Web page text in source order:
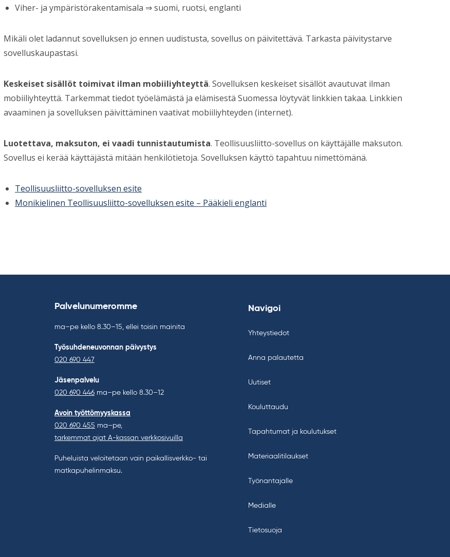
Viher- ja ympäristörakentamisala ⇒ suomi, ruotsi, englanti
Mikäli olet ladannut sovelluksen jo ennen uudistusta, sovellus on päivitettävä. Tarkasta päivitystarve
sovelluskaupastasi.
Keskeiset sisällöt toimivat ilman mobiiliyhteyttä. Sovelluksen keskeiset sisällöt avautuvat ilman
mobiiliyhteyttä. Tarkemmat tiedot työelämästä ja elämisestä Suomessa löytyvät linkkien takaa. Linkkien
avaaminen ja sovelluksen päivittäminen vaativat mobiiliyhteyden (internet).
Luotettava, maksuton, ei vaadi tunnistautumista. Teollisuusliitto-sovellus on käyttäjälle maksuton.
Sovellus ei kerää käyttäjästä mitään henkilötietoja. Sovelluksen käyttö tapahtuu nimettömänä.
Teollisuusliitto-sovelluksen esite
Monikielinen Teollisuusliitto-sovelluksen esite – Pääkieli englanti
Palvelunumeromme
ma–pe kello 8.30–15, ellei toisin mainita
Työsuhdeneuvonnan päivystys
020 690 447
Jäsenpalvelu
020 690 446 ma–pe kello 8.30–12
Avoin työttömyyskassa
020 690 455 ma–pe,
tarkemmat ajat A-kassan verkkosivuilla
Puheluista veloitetaan vain paikallisverkko- tai
matkapuhelinmaksu.
Navigoi
Yhteystiedot
Anna palautetta
Uutiset
Kouluttaudu
Tapahtumat ja koulutukset
Materiaalitilaukset
Työnantajalle
Medialle
Tietosuoja